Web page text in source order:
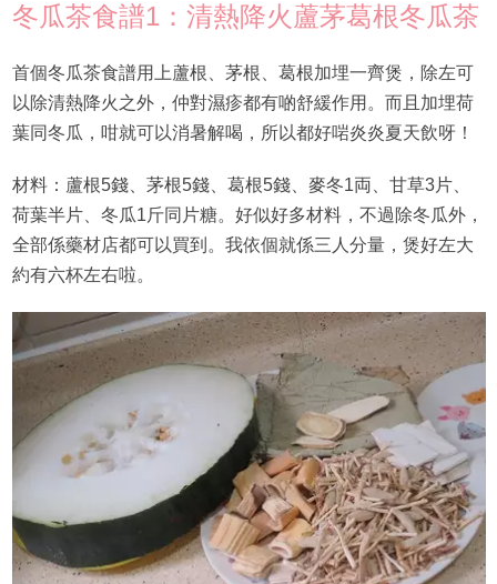
冬瓜茶食譜1：清熱降火蘆茅葛根冬瓜茶
首個冬瓜茶食譜用上蘆根、茅根、葛根加埋一齊煲，除左可
以除清熱降火之外，仲對濕疹都有啲舒緩作用。而且加埋荷
葉同冬瓜，咁就可以消暑解喝，所以都好啱炎炎夏天飲呀！
材料：蘆根5錢、茅根5錢、葛根5錢、麥冬1両、甘草3片、
荷葉半片、冬瓜1斤同片糖。好似好多材料，不過除冬瓜外，
全部係藥材店都可以買到。我依個就係三人分量，煲好左大
約有六杯左右啦。